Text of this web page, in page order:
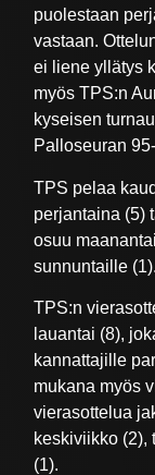
puolestaan
vastaan.
ei liene yllätys
myös TPS:n
kyseisen
Palloseuran
TPS pelaa
perjantaina (5)
osuu
sunnuntaille (1).
TPS:n
lauantai (8),
kannattajille
mukana myös
vierasottelua
keskiviikko (2),
(1).